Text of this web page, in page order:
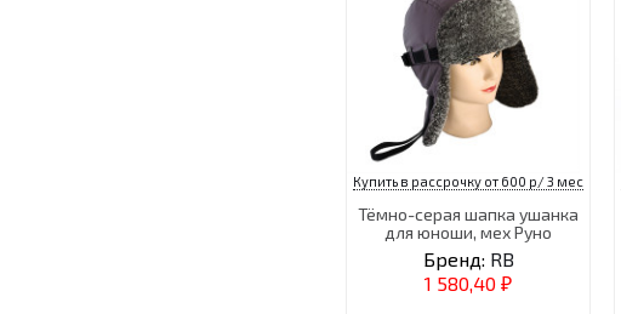
Купить в рассрочку от 600 р/ 3 мес
Тёмно-серая шапка ушанка
для юноши, мех Руно
Бренд: RB
1 580,40 ₽